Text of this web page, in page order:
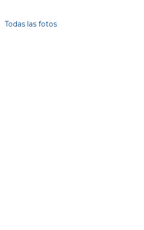
Todas las fotos